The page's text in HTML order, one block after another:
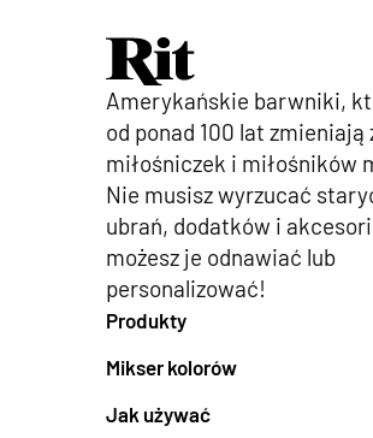
Amerykańskie barwniki,
od ponad 100 lat zmieniają
miłośniczek i miłośników
Nie musisz wyrzucać
ubrań, dodatków i
możesz je odnawiać lub
personalizować!
Produkty
Mikser kolorów
Jak używać